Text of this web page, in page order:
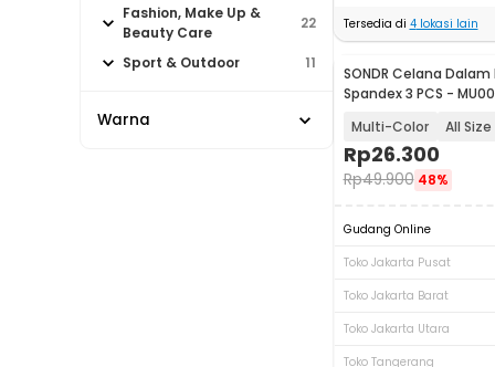
Fashion, Make Up &
Beauty Care
22
Sport & Outdoor 11
Warna
Tersedia di 4lokasi lain
SONDR Celana Dalam
Spandex 3 PCS -
Multi-Color
All Size
Rp26.300
Rp49.900 48%
Gudang Online
Toko Jakarta Pusat
Toko Jakarta Barat
Toko Jakarta Utara
Toko Tangerang